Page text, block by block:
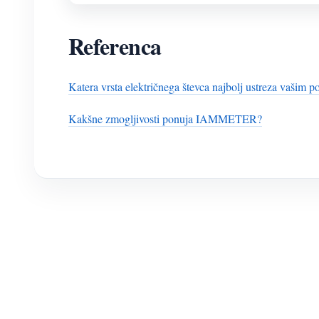
Referenca
Katera vrsta električnega števca najbolj ustreza vašim
Kakšne zmogljivosti ponuja IAMMETER?